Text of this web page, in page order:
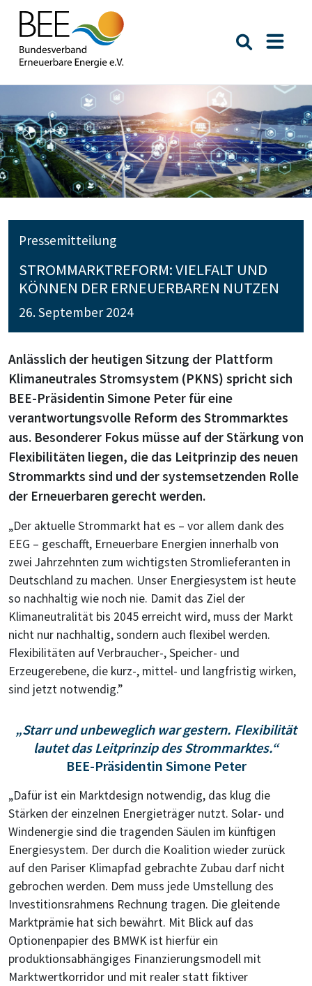
Suche
Pressemitteilung
STROMMARKTREFORM: VIELFALT UND
KÖNNEN DER ERNEUERBAREN NUTZEN
26. September 2024
Anlässlich der heutigen Sitzung der Plattform
Klimaneutrales Stromsystem (PKNS) spricht sich
BEE-Präsidentin Simone Peter für eine
verantwortungsvolle Reform des Strommarktes
aus. Besonderer Fokus müsse auf der Stärkung von
Flexibilitäten liegen, die das Leitprinzip des neuen
Strommarkts sind und der systemsetzenden Rolle
der Erneuerbaren gerecht werden.
„Der aktuelle Strommarkt hat es – vor allem dank des
EEG – geschafft, Erneuerbare Energien innerhalb von
zwei Jahrzehnten zum wichtigsten Stromlieferanten in
Deutschland zu machen. Unser Energiesystem ist heute
so nachhaltig wie noch nie. Damit das Ziel der
Klimaneutralität bis 2045 erreicht wird, muss der Markt
nicht nur nachhaltig, sondern auch flexibel werden.
Flexibilitäten auf Verbraucher-, Speicher- und
Erzeugerebene, die kurz-, mittel- und langfristig wirken,
sind jetzt notwendig.”
„Starr und unbeweglich war gestern. Flexibilität
lautet das Leitprinzip des Strommarktes.“
BEE-Präsidentin Simone Peter
„Dafür ist ein Marktdesign notwendig, das klug die
Stärken der einzelnen Energieträger nutzt. Solar- und
Windenergie sind die tragenden Säulen im künftigen
Energiesystem. Der durch die Koalition wieder zurück
auf den Pariser Klimapfad gebrachte Zubau darf nicht
gebrochen werden. Dem muss jede Umstellung des
Investitionsrahmens Rechnung tragen. Die gleitende
Marktprämie hat sich bewährt. Mit Blick auf das
Optionenpapier des BMWK ist hierfür ein
produktionsabhängiges Finanzierungsmodell mit
Marktwertkorridor und mit realer statt fiktiver